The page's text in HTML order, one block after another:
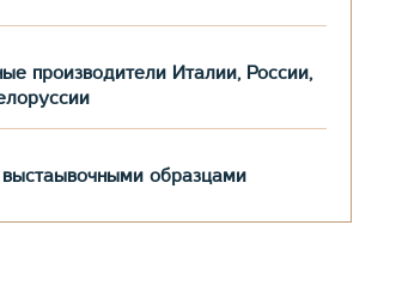
производители Италии, России,
образцами